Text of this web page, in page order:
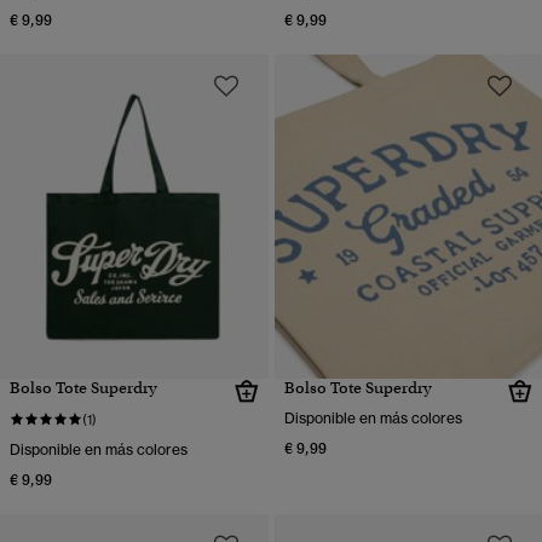
€ 9,99 € 9,99
Bolso Tote Superdry
(1)
Disponible en más colores
€ 9,99
Bolso Tote Superdry
Disponible en más colores
€ 9,99